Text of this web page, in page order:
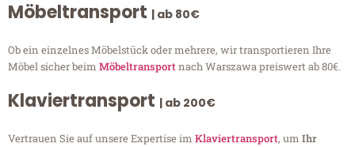
Möbeltransport | ab 80€
Ob ein einzelnes Möbelstück oder mehrere, wir transportieren Ihre
Möbel sicher beim Möbeltransportnach Warszawa preiswert ab 80€.
Klaviertransport | ab 200€
Vertrauen Sie auf unsere Expertise im Klaviertransport, um Ihr